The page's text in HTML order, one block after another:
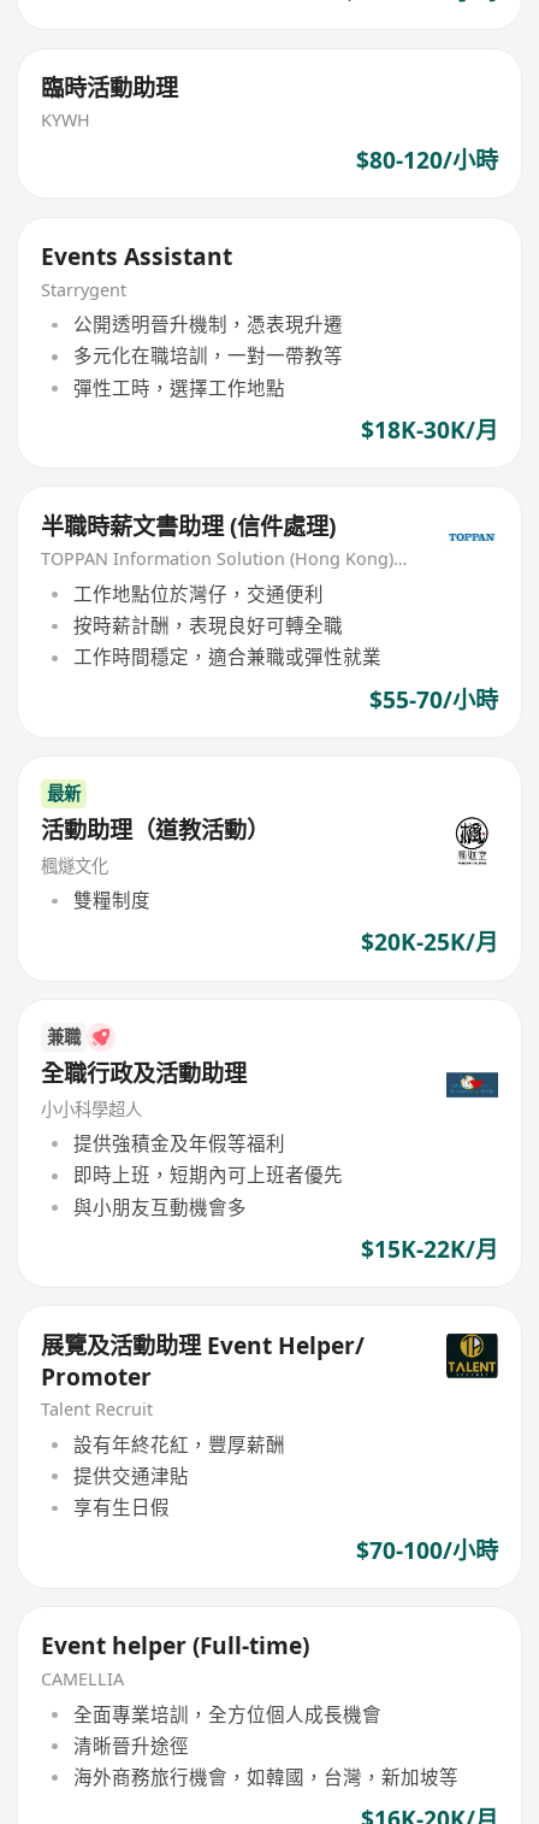
臨時活動助理
KYWH
$80-120/小時
Events Assistant
Starrygent
公開透明晉升機制，憑表現升遷
多元化在職培訓，一對一帶教等
彈性工時，選擇工作地點
$18K-30K/月
半職時薪文書助理 (信件處理)
TOPPAN Information Solution (Hong Kong) Limited
工作地點位於灣仔，交通便利
按時薪計酬，表現良好可轉全職
工作時間穩定，適合兼職或彈性就業
$55-70/小時
最新
活動助理（道教活動）
楓燧文化
雙糧制度
$20K-25K/月
兼職
全職行政及活動助理
小小科學超人
提供強積金及年假等福利
即時上班，短期內可上班者優先
與小朋友互動機會多
$15K-22K/月
展覽及活動助理 Event Helper/
Promoter
Talent Recruit
設有年終花紅，豐厚薪酬
提供交通津貼
享有生日假
$70-100/小時
Event helper (Full-time)
CAMELLIA
全面專業培訓，全方位個人成長機會
清晰晉升途徑
海外商務旅行機會，如韓國，台灣，新加坡等